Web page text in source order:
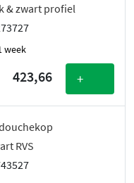
& zwart profiel
week
423,66 +
RVS